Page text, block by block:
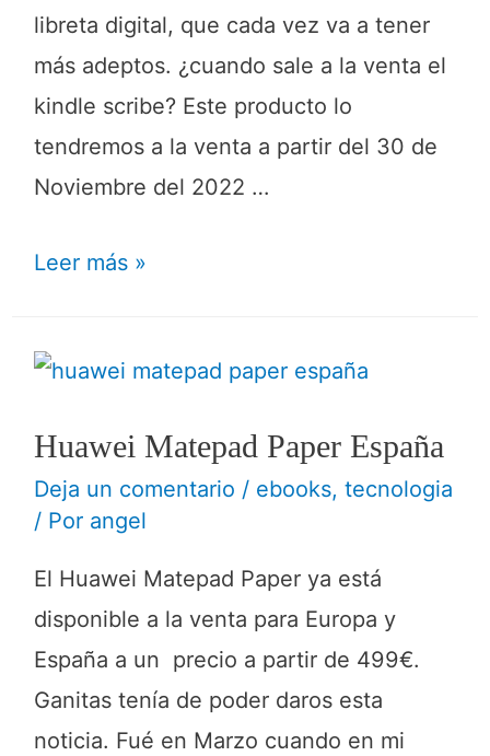
libreta digital, que cada vez va a tener
más adeptos. ¿cuando sale a la venta el
kindle scribe? Este producto lo
tendremos a la venta a partir del 30 de
Noviembre del 2022 …
Leer más »
Huawei Matepad Paper España
Deja un comentario / ebooks, tecnologia
/ Por angel
El Huawei Matepad Paper ya está
disponible a la venta para Europa y
España a un precio a partir de 499€.
Ganitas tenía de poder daros esta
noticia. Fué en Marzo cuando en mi